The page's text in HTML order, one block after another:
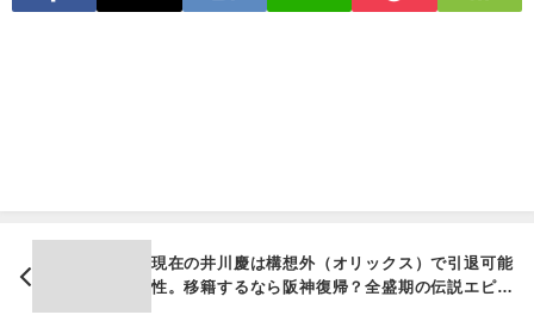
現在の井川慶は構想外（オリックス）で引退可能
性。移籍するなら阪神復帰？全盛期の伝説エピソ
ード